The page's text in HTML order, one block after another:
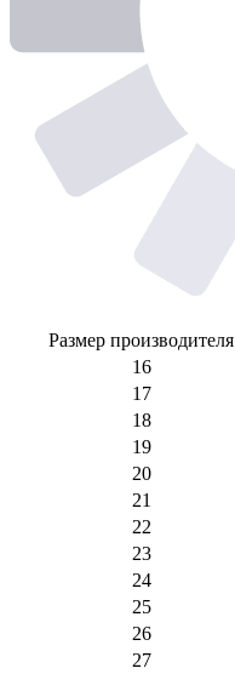
Размер производителя
16
17
18
19
20
21
22
23
24
25
26
27